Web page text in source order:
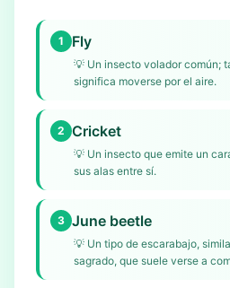
1 Fly
💡 Un insecto volador común;
significa moverse por el aire.
2 Cricket
💡 Un insecto que emite un
sus alas entre sí.
3 June beetle
💡 Un tipo de escarabajo,
sagrado, que suele verse a